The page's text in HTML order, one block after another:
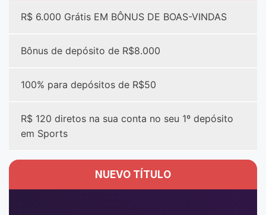
R$ 6.000 Grátis EM BÔNUS DE BOAS-VINDAS
Bônus de depósito de R$8.000
100% para depósitos de R$50
R$ 120 diretos na sua conta no seu 1º depósito
em Sports
NUEVO TÍTULO